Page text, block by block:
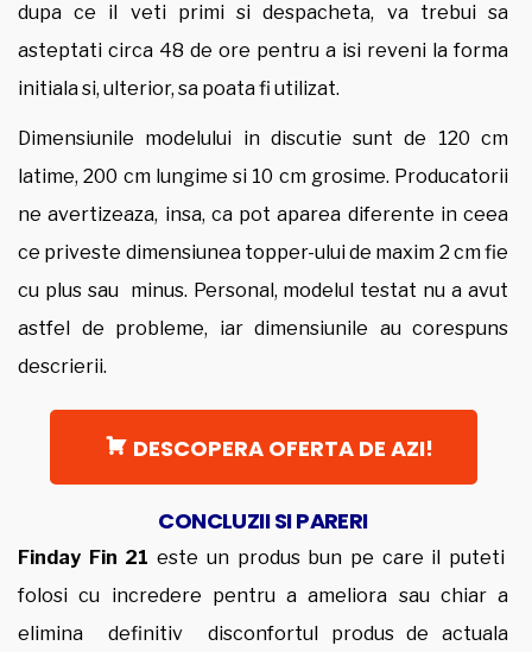
dupa ce il veti primi si despacheta, va trebui sa
asteptati circa 48 de ore pentru a isi reveni la forma
initiala si, ulterior, sa poata fi utilizat.
Dimensiunile modelului in discutie sunt de 120 cm
latime, 200 cm lungime si 10 cm grosime. Producatorii
ne avertizeaza, insa, ca pot aparea diferente in ceea
ce priveste dimensiunea topper-ului de maxim 2 cm fie
cu plus sau minus. Personal, modelul testat nu a avut
astfel de probleme, iar dimensiunile au corespuns
descrierii.
DESCOPERA OFERTA DE AZI!
CONCLUZII SI PARERI
Finday Fin 21este un produs bun pe care il puteti
folosi cu incredere pentru a ameliora sau chiar a
elimina definitiv disconfortul produs de actuala